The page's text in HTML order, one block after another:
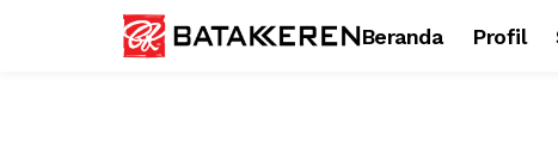
Beranda Profil